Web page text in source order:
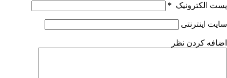
پست الکترونیک *
سایت اینترنتی
اضافه کردن نظر